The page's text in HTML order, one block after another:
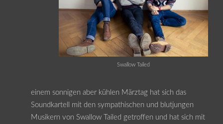
Swallow Tailed
einem sonnigen aber kühlen Märztag hat sich das
Soundkartell mit den sympathischen und blutjungen
Musikern von Swallow Tailed getroffen und hat sich mit